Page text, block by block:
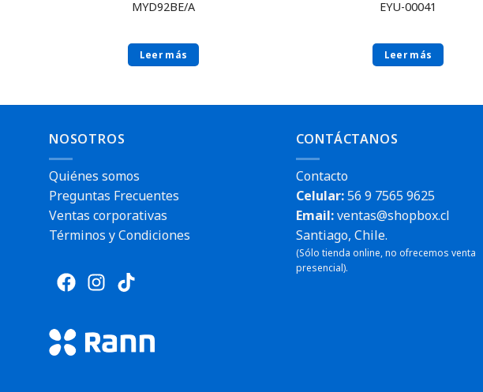
MYD92BE/A
Leer más
EYU-00041
Leer más
NOSOTROS
Quiénes somos
Preguntas Frecuentes
Ventas corporativas
Términos y Condiciones
CONTÁCTANOS
Contacto
Celular:56 9 7565 9625
Email:ventas@shopbox.cl
Santiago, Chile.
(Sólo tienda online, no ofrecemos venta
presencial).